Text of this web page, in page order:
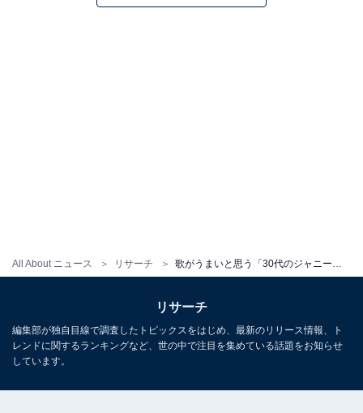
All About ニュース リサーチ
リサーチ
編集部が独自目線で調査したトピックスをはじめ、最新のリリース情報、ト
レンドに関するランキングなど、世の中で注目を集めている話題をお知らせ
しています。